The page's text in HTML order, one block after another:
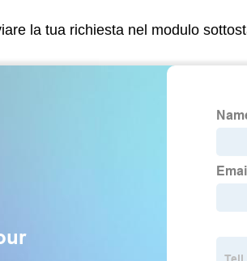
la tua richiesta nel modulo